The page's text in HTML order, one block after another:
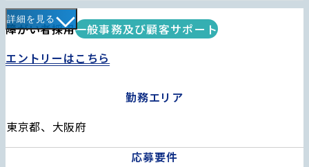
詳細を見る
障がい者採用一般事務及び顧客サポート
エントリーはこちら
勤務エリア
東京都、大阪府
応募要件